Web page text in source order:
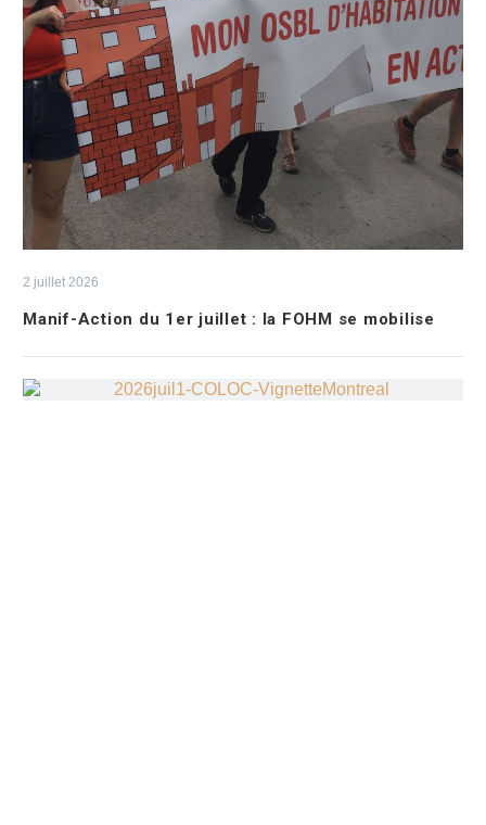
2 juillet 2026
Manif-Action du 1er juillet : la FOHM se mobilise